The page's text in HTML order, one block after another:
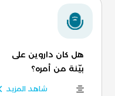
هل كان داروين على
بيّنة من أمره؟
شاهد المزيد